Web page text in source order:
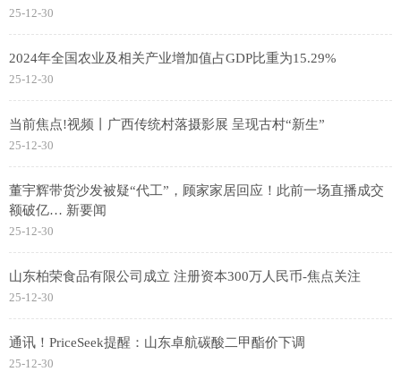
25-12-30
2024年全国农业及相关产业增加值占GDP比重为15.29%
25-12-30
当前焦点!视频丨广西传统村落摄影展 呈现古村“新生”
25-12-30
董宇辉带货沙发被疑“代工”，顾家家居回应！此前一场直播成交
额破亿… 新要闻
25-12-30
山东柏荣食品有限公司成立 注册资本300万人民币-焦点关注
25-12-30
通讯！PriceSeek提醒：山东卓航碳酸二甲酯价下调
25-12-30